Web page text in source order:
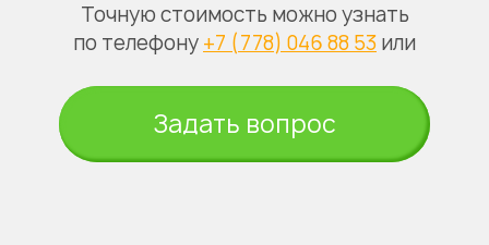
Точную стоимость можно узнать
по телефону +7 (778) 046 88 53 или
Задать вопрос